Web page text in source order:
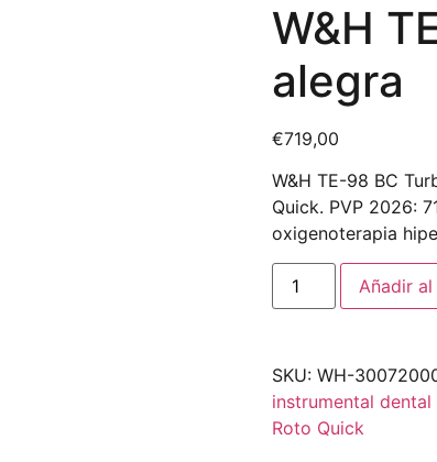
W&H
alegra
€719,00
W&H TE-98 BC
Quick. PVP 2026:
oxigenoterapia
Añadir
SKU: WH-
instrumental dental
Roto Quick